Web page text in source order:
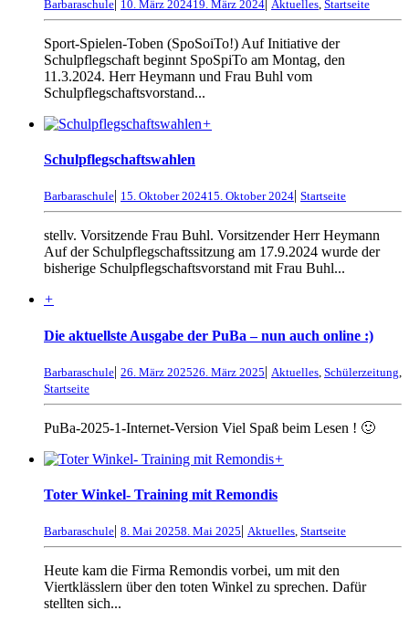
Barbaraschule 10. März 202419. März 2024 Aktuelles Startseite
Sport-Spielen-Toben (SpoSoiTo!) Auf Initiative der
Schulpflegschaft beginnt SpoSpiTo am Montag, den
11.3.2024. Herr Heymann und Frau Buhl vom
Schulpflegschaftsvorstand...
+
Schulpflegschaftswahlen
Barbaraschule| 15. Oktober 202415. Oktober 2024| Startseite
stellv. Vorsitzende Frau Buhl. Vorsitzender Herr Heymann
Auf der Schulpflegschaftssitzung am 17.9.2024 wurde der
bisherige Schulpflegschaftsvorstand mit Frau Buhl...
+
Die aktuellste Ausgabe der PuBa – nun auch online :)
Barbaraschule| 26. März 202526. März 2025| Aktuelles Schülerzeitung
Startseite
PuBa-2025-1-Internet-Version Viel Spaß beim Lesen ! 🙂
+
Toter Winkel- Training mit Remondis
Barbaraschule 8. Mai 20258. Mai 2025 Aktuelles, Startseite
Heute kam die Firma Remondis vorbei, um mit den
Viertklässlern über den toten Winkel zu sprechen. Dafür
stellten sich...